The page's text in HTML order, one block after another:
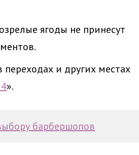
ягоды не принесут
и других местах
».
барбершопов